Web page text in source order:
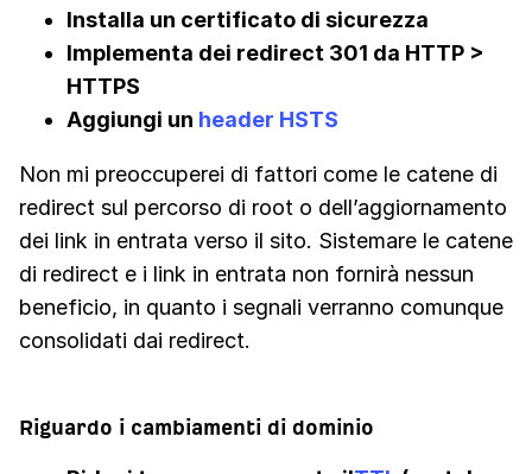
Installa un certificato di sicurezza
Implementa dei redirect 301 da HTTP >
HTTPS
Aggiungi un header HSTS
Non mi preoccuperei di fattori come le catene di
redirect sul percorso di root o dell’aggiornamento
dei link in entrata verso il sito. Sistemare le catene
di redirect e i link in entrata non fornirà nessun
beneficio, in quanto i segnali verranno comunque
consolidati dai redirect.
Riguardo i cambiamenti di dominio